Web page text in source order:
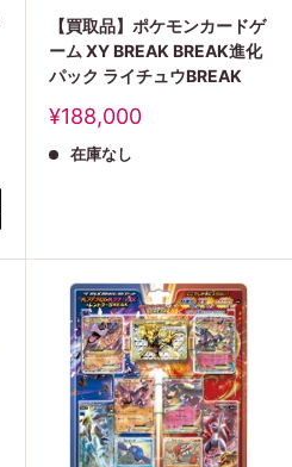
【買取品】ポケモンカードゲ
ーム XY BREAK BREAK進化
パック ライチュウBREAK
販
価
¥188,000
在庫なし